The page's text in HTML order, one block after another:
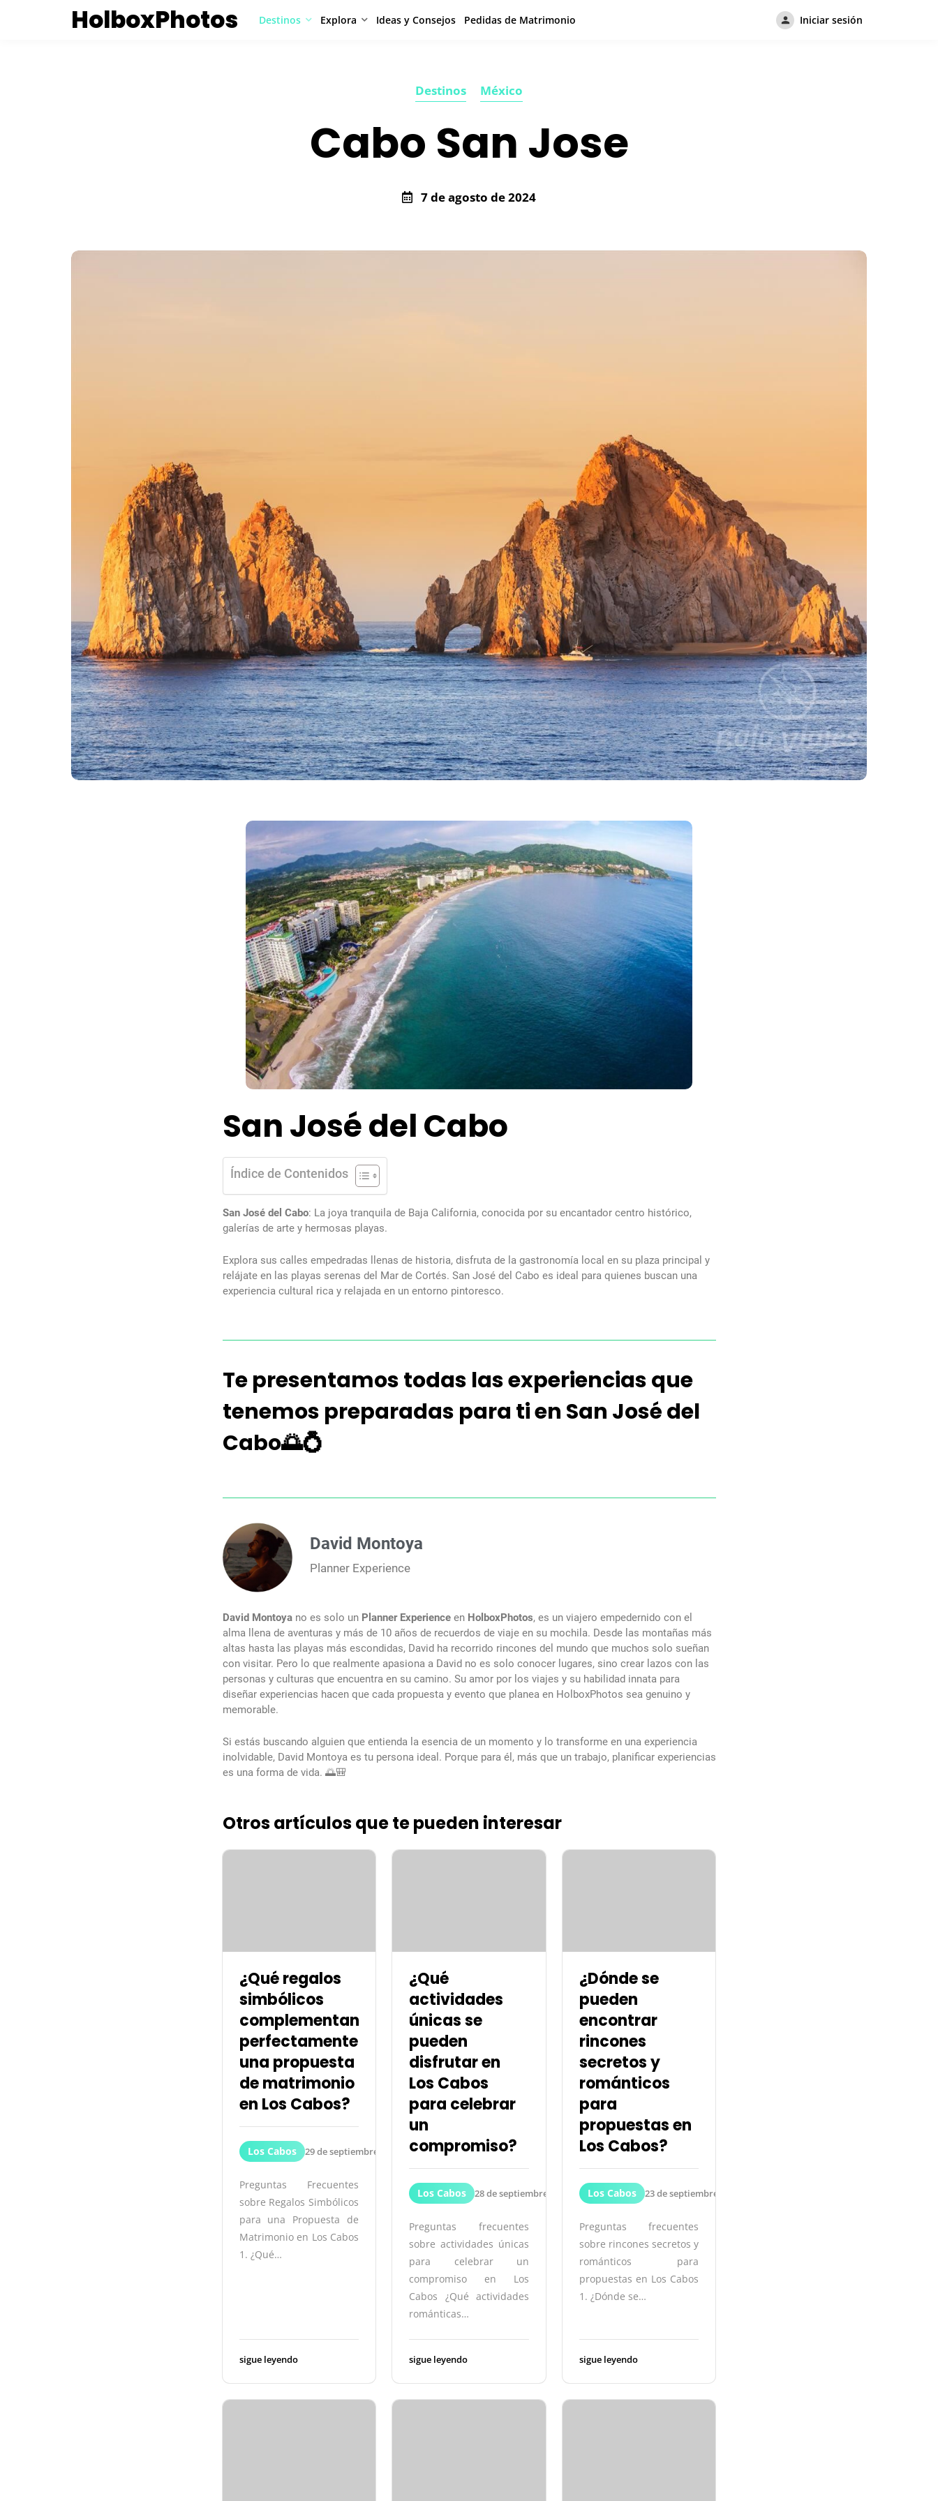
HolboxPhotos Destinos Explora Ideas y Consejos Pedidas de Matrimonio Iniciar sesión
Destinos México
Cabo San Jose
7 de agosto de 2024
San José del Cabo
Índice de Contenidos
San José del Cabo: La joya tranquila de Baja California, conocida por su encantador centro histórico,
galerías de arte y hermosas playas.
Explora sus calles empedradas llenas de historia, disfruta de la gastronomía local en su plaza principal y
relájate en las playas serenas del Mar de Cortés. San José del Cabo es ideal para quienes buscan una
experiencia cultural rica y relajada en un entorno pintoresco.
Te presentamos todas las experiencias que
tenemos preparadas para ti en San José del
Cabo🌅💍
David Montoya
Planner Experience
David Montoyano es solo un Planner Experienceen HolboxPhotos, es un viajero empedernido con el
alma llena de aventuras y más de 10 años de recuerdos de viaje en su mochila. Desde las montañas más
altas hasta las playas más escondidas, David ha recorrido rincones del mundo que muchos solo sueñan
con visitar. Pero lo que realmente apasiona a David no es solo conocer lugares, sino crear lazos con las
personas y culturas que encuentra en su camino. Su amor por los viajes y su habilidad innata para
diseñar experiencias hacen que cada propuesta y evento que planea en HolboxPhotos sea genuino y
memorable.
Si estás buscando alguien que entienda la esencia de un momento y lo transforme en una experiencia
inolvidable, David Montoya es tu persona ideal. Porque para él, más que un trabajo, planificar experiencias
es una forma de vida. 🌅🎒
Otros artículos que te pueden interesar
¿Qué regalos
simbólicos
complementan
perfectamente
una propuesta
de matrimonio
en Los Cabos?
Los Cabos 29 de septiembre de 2024
Preguntas Frecuentes
sobre Regalos Simbólicos
para una Propuesta de
Matrimonio en Los Cabos
1. ¿Qué…
sigue leyendo
¿Qué
actividades
únicas se
pueden
disfrutar en
Los Cabos
para celebrar
un
compromiso?
Los Cabos 28 de septiembre de 2024
Preguntas frecuentes
sobre actividades únicas
para celebrar un
compromiso en Los
Cabos ¿Qué actividades
románticas…
sigue leyendo
¿Dónde se
pueden
encontrar
rincones
secretos y
románticos
para
propuestas en
Los Cabos?
Los Cabos 23 de septiembre de 2024
Preguntas frecuentes
sobre rincones secretos y
románticos para
propuestas en Los Cabos
1. ¿Dónde se…
sigue leyendo